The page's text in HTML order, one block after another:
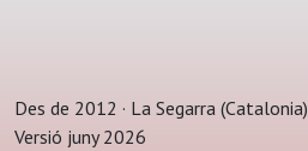
Des de 2012 · La Segarra (Catalonia)
Versió juny 2026